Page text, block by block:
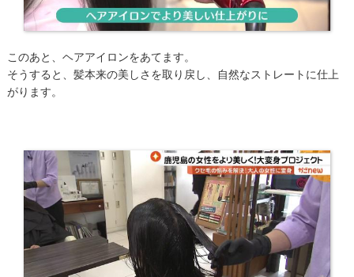
このあと、ヘアアイロンをあてます。
そうすると、髪本来の美しさを取り戻し、自然なストレートに仕上
がります。